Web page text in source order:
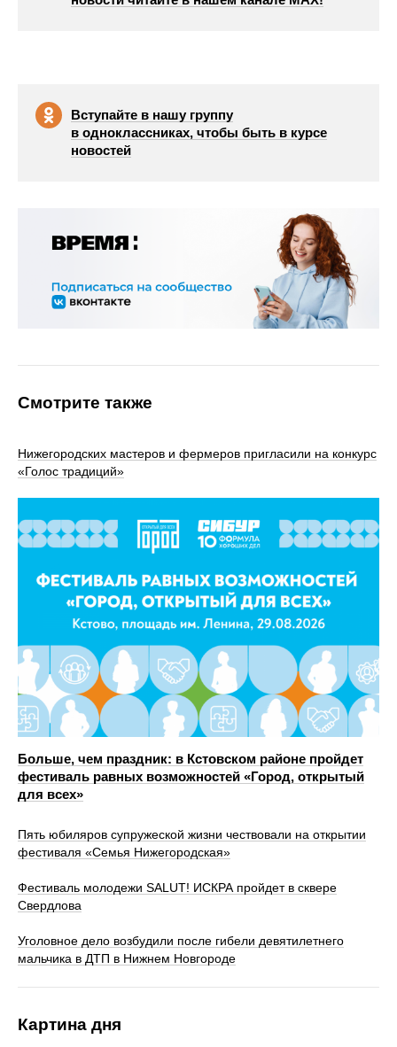
Вступайте в нашу группу
в одноклассниках, чтобы быть в курсе
новостей
Смотрите также
Нижегородских мастеров и фермеров пригласили на конкурс
«Голос традиций»
Больше, чем праздник: в Кстовском районе пройдет
фестиваль равных возможностей «Город, открытый
для всех»
Пять юбиляров супружеской жизни чествовали на открытии
фестиваля «Семья Нижегородская»
Фестиваль молодежи SALUT! ИСКРА пройдет в сквере
Свердлова
Уголовное дело возбудили после гибели девятилетнего
мальчика в ДТП в Нижнем Новгороде
Картина дня